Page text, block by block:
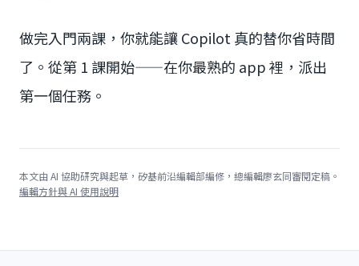
做完入門兩課，你就能讓 Copilot 真的替你省時間
了。從第 1 課開始——在你最熟的 app 裡，派出
第一個任務。
本文由 AI 協助研究與起草，矽基前沿編輯部編修，總編輯廖玄同審閱定稿。
編輯方針與 AI 使用說明